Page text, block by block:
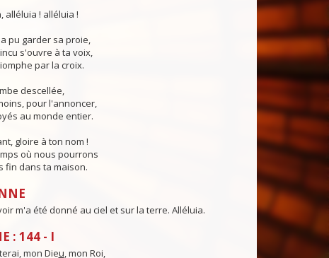
alléluia ! alléluia !
pu garder sa proie,
s'ouvre à ta voix,
par la croix.
descellée,
pour l'annoncer,
au monde entier.
gloire à ton nom !
où nous pourrons
fin dans ta maison.
m'a été donné au ciel et sur la terre. Alléluia.
: 144 - I
mon Dieu, mon Roi,